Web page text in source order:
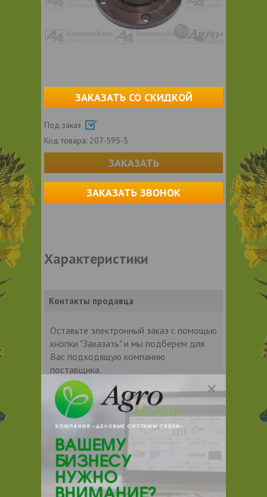
ЗАКАЗАТЬ СО СКИДКОЙ
Под заказ
Код товара: 207-595-5
ЗАКАЗАТЬ
ЗАКАЗАТЬ ЗВОНОК
Характеристики
Контакты продавца
Оставьте электронный заказ с помощью
кнопки "Заказать" и мы подберем для
Вас подходящую компанию
поставщика.